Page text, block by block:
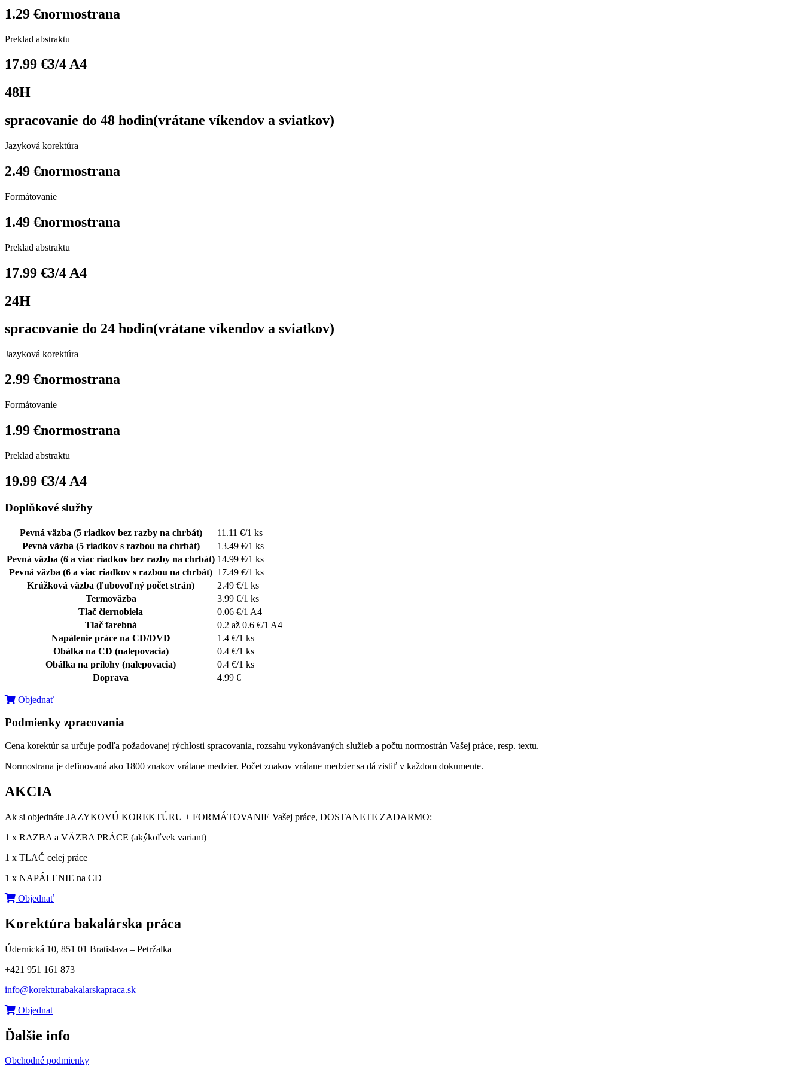
1.29 €normostrana
Preklad abstraktu
17.99 €3/4 A4
48H
spracovanie do 48 hodin(vrátane víkendov a sviatkov)
Jazyková korektúra
2.49 €normostrana
Formátovanie
1.49 €normostrana
Preklad abstraktu
17.99 €3/4 A4
24H
spracovanie do 24 hodin(vrátane víkendov a sviatkov)
Jazyková korektúra
2.99 €normostrana
Formátovanie
1.99 €normostrana
Preklad abstraktu
19.99 €3/4 A4
Doplňkové služby
Pevná väzba (5 riadkov bez razby na chrbát)
11.11 €/1 ks
Pevná väzba (5 riadkov s razbou na chrbát)
13.49 €/1 ks
Pevná väzba (6 a viac riadkov bez razby na chrbát) 14.99 €/1 ks
Pevná väzba (6 a viac riadkov s razbou na chrbát) 17.49 €/1 ks
Krúžková väzba (ľubovoľný počet strán)
2.49 €/1 ks
Termoväzba
3.99 €/1 ks
Tlač čiernobiela
0.06 €/1 A4
Tlač farebná
0.2 až 0.6 €/1 A4
Napálenie práce na CD/DVD
1.4 €/1 ks
Obálka na CD (nalepovacia)
0.4 €/1 ks
Obálka na prílohy (nalepovacia)
0.4 €/1 ks
Doprava
4.99 €
Objednať
Podmienky zpracovania
Cena korektúr sa určuje podľa požadovanej rýchlosti spracovania, rozsahu vykonávaných služieb a počtu normostrán Vašej práce, resp. textu.
Normostrana je definovaná ako 1800 znakov vrátane medzier. Počet znakov vrátane medzier sa dá zistiť v každom dokumente.
AKCIA
Ak si objednáte JAZYKOVÚ KOREKTÚRU + FORMÁTOVANIE Vašej práce, DOSTANETE ZADARMO:
1 x RAZBA a VÄZBA PRÁCE (akýkoľvek variant)
1 x TLAČ celej práce
1 x NAPÁLENIE na CD
Objednať
Korektúra bakalárska práca
Údernická 10, 851 01 Bratislava – Petržalka
+421 951 161 873
info@korekturabakalarskapraca.sk
Objednat
Ďalšie info
Obchodné podmienky